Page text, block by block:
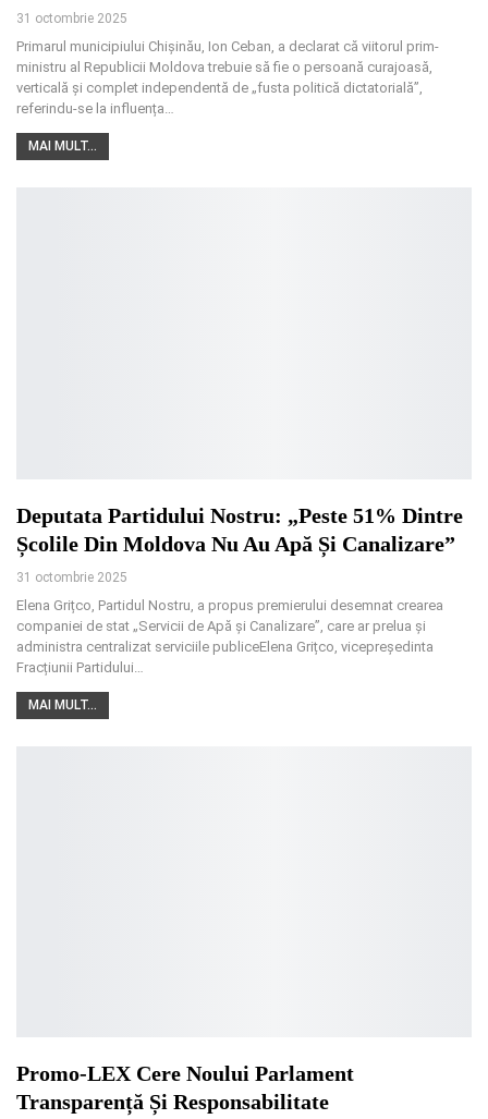
31 octombrie 2025
Primarul municipiului Chișinău, Ion Ceban, a declarat că viitorul prim-
ministru al Republicii Moldova trebuie să fie o persoană curajoasă,
verticală și complet independentă de „fusta politică dictatorială”,
referindu-se la influența…
MAI MULT...
Deputata Partidului Nostru: „Peste 51% Dintre
Școlile Din Moldova Nu Au Apă Și Canalizare”
31 octombrie 2025
Elena Grițco, Partidul Nostru, a propus premierului desemnat crearea
companiei de stat „Servicii de Apă și Canalizare”, care ar prelua și
administra centralizat serviciile publiceElena Grițco, vicepreședinta
Fracțiunii Partidului
MAI MULT...
Promo‑LEX Cere Noului Parlament
Transparență Și Responsabilitate